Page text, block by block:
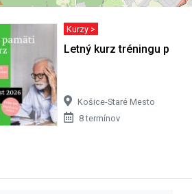
Kurzy >
Letný kurz tréningu pamäti
Košice-Staré Mesto
8 termínov